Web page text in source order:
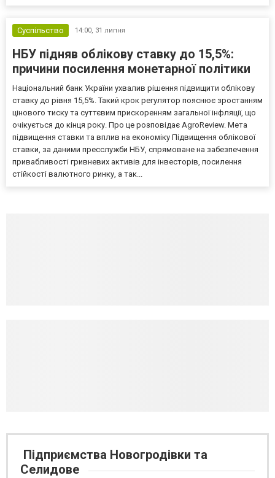
Суспільство 14:00, 31 липня
НБУ підняв облікову ставку до 15,5%:
причини посилення монетарної політики
Національний банк України ухвалив рішення підвищити облікову
ставку до рівня 15,5%. Такий крок регулятор пояснює зростанням
цінового тиску та суттєвим прискоренням загальної інфляції, що
очікується до кінця року. Про це розповідає AgroReview. Мета
підвищення ставки та вплив на економіку Підвищення облікової
ставки, за даними пресслужби НБУ, спрямоване на забезпечення
привабливості гривневих активів для інвесторів, посилення
стійкості валютного ринку, а так...
Підприємства Новогродівки та
Селидове